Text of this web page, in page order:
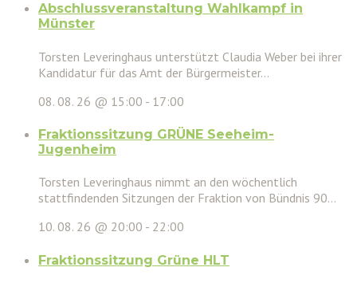
Abschlussveranstaltung Wahlkampf in
Münster
Torsten Leveringhaus unterstützt Claudia Weber bei ihrer
Kandidatur für das Amt der Bürgermeister...
08. 08. 26 @ 15:00 - 17:00
Fraktionssitzung GRÜNE Seeheim-
Jugenheim
Torsten Leveringhaus nimmt an den wöchentlich
stattfindenden Sitzungen der Fraktion von Bündnis 90...
10. 08. 26 @ 20:00 - 22:00
Fraktionssitzung Grüne HLT